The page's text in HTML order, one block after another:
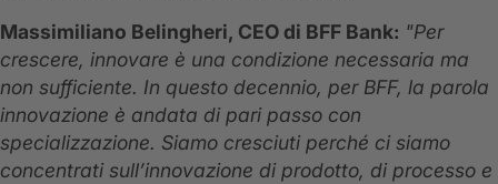
Massimiliano Belingheri, CEO di BFF Bank: "Per
crescere, innovare è una condizione necessaria ma
non sufficiente. In questo decennio, per BFF, la parola
innovazione è andata di pari passo con
specializzazione. Siamo cresciuti perché ci siamo
concentrati sull’innovazione di prodotto, di processo e